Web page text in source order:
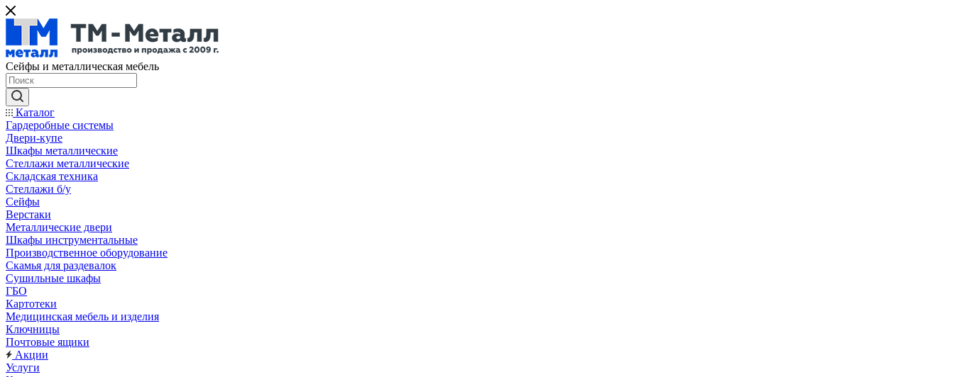
Сейфы и металлическая мебель
Каталог
Гардеробные системы
Двери-купе
Шкафы металлические
Стеллажи металлические
Складская техника
Стеллажи б/у
Сейфы
Верстаки
Металлические двери
Шкафы инструментальные
Производственное оборудование
Скамья для раздевалок
Сушильные шкафы
ГБО
Картотеки
Медицинская мебель и изделия
Ключницы
Почтовые ящики
Акции
Услуги